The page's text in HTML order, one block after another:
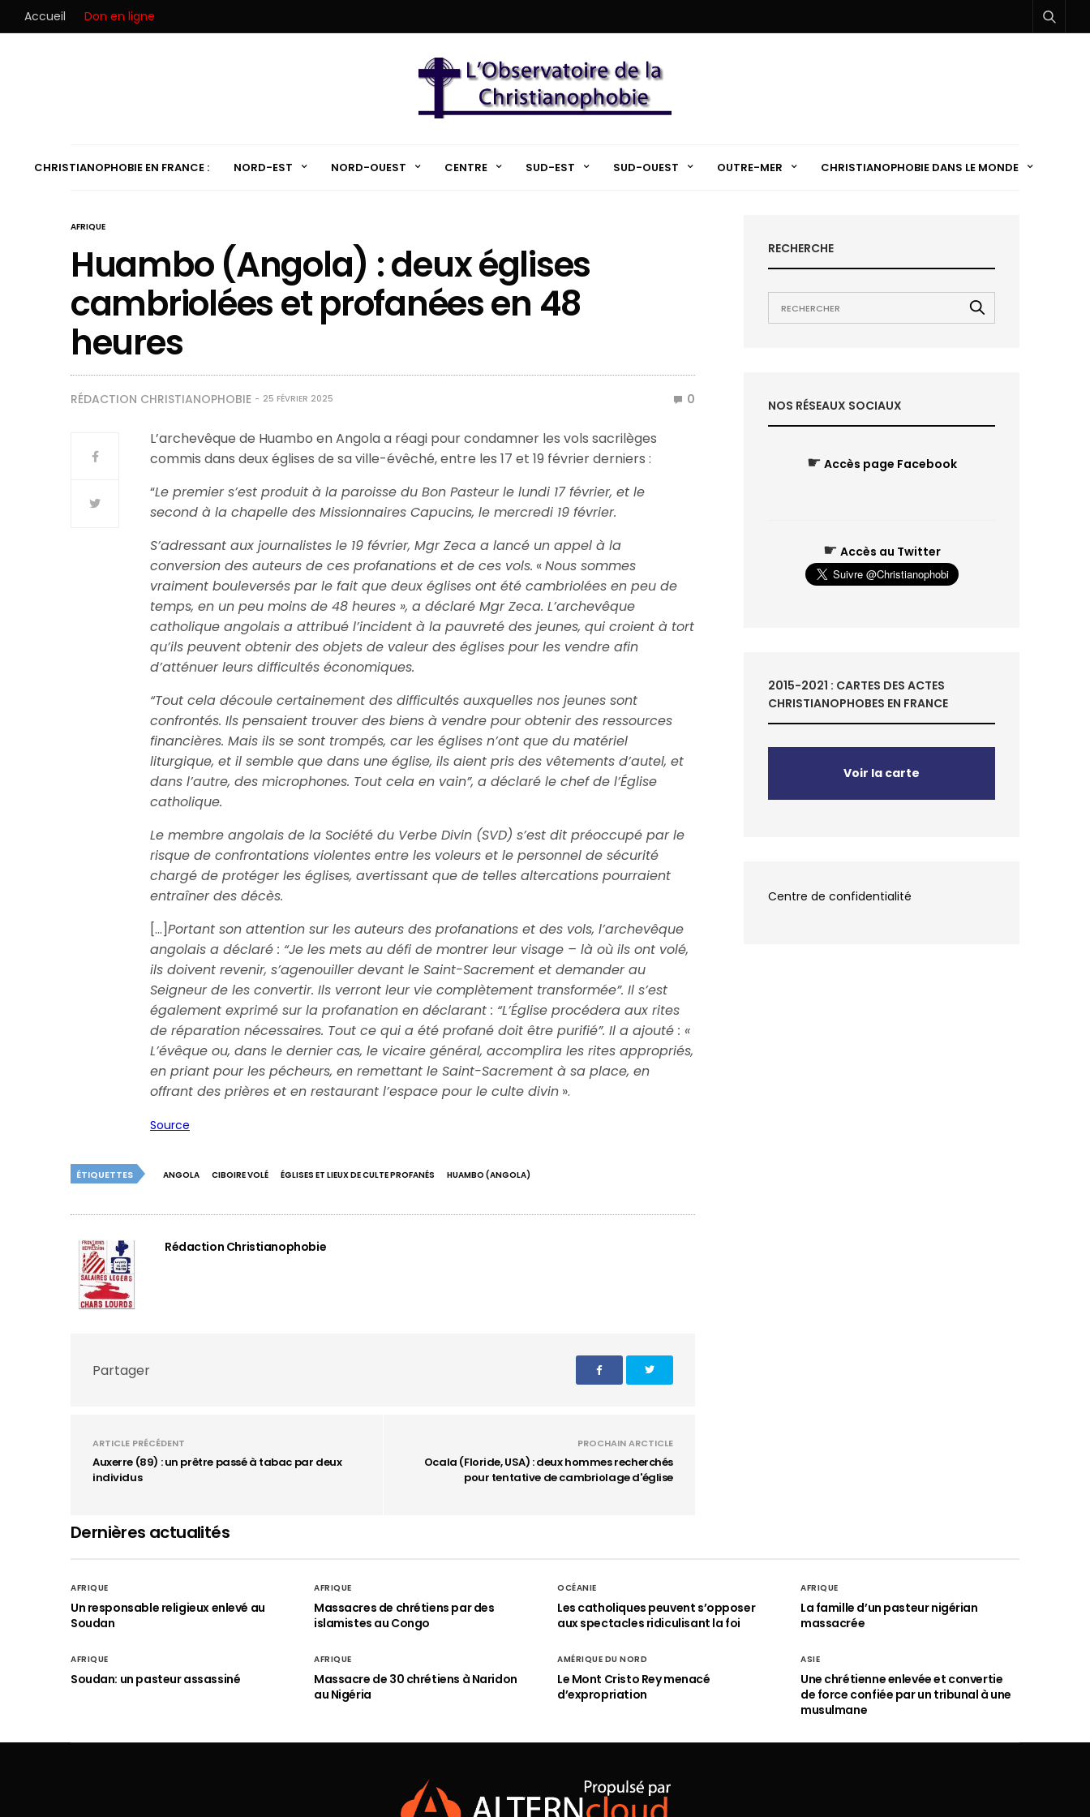
Accueil Don en ligne
CHRISTIANOPHOBIE EN FRANCE : NORD-EST NORD-OUEST CENTRE SUD-EST SUD-OUEST OUTRE-MER CHRISTIANOPHOBIE DANS LE MONDE
AFRIQUE
Huambo (Angola) : deux églises
cambriolées et profanées en 48
heures
RÉDACTION CHRISTIANOPHOBIE 25 FÉVRIER 2025 0
L’archevêque de Huambo en Angola a réagi pour condamner les vols sacrilèges
commis dans deux églises de sa ville-évêché, entre les 17 et 19 février derniers :
“Le premier s’est produit à la paroisse du Bon Pasteur le lundi 17 février, et le
second à la chapelle des Missionnaires Capucins, le mercredi 19 février.
S’adressant aux journalistes le 19 février, Mgr Zeca a lancé un appel à la
conversion des auteurs de ces profanations et de ces vols. «Nous sommes
vraiment bouleversés par le fait que deux églises ont été cambriolées en peu de
temps, en un peu moins de 48 heures », a déclaré Mgr Zeca.L’archevêque
catholique angolais a attribué l’incident à la pauvreté des jeunes, qui croient à tort
qu’ils peuvent obtenir des objets de valeur des églises pour les vendre afin
d’atténuer leurs difficultés économiques.
“Tout cela découle certainement des difficultés auxquelles nos jeunes sont
confrontés. Ils pensaient trouver des biens à vendre pour obtenir des ressources
financières. Mais ils se sont trompés, car les églises n’ont que du matériel
liturgique, et il semble que dans une église, ils aient pris des vêtements d’autel, et
dans l’autre, des microphones. Tout cela en vain”, a déclaré le chef de l’Église
catholique.
Le membre angolais de la Société du Verbe Divin (SVD) s’est dit préoccupé par le
risque de confrontations violentes entre les voleurs et le personnel de sécurité
chargé de protéger les églises, avertissant que de telles altercations pourraient
entraîner des décès.
[…]Portant son attention sur les auteurs des profanations et des vols, l’archevêque
angolais a déclaré : “Je les mets au défi de montrer leur visage – là où ils ont volé,
ils doivent revenir, s’agenouiller devant le Saint-Sacrement et demander au
Seigneur de les convertir. Ils verront leur vie complètement transformée”. Il s’est
également exprimé sur la profanation en déclarant : “L’Église procédera aux rites
de réparation nécessaires. Tout ce qui a été profané doit être purifié”. Il a ajouté : «
L’évêque ou, dans le dernier cas, le vicaire général, accomplira les rites appropriés,
en priant pour les pécheurs, en remettant le Saint-Sacrement à sa place, en
offrant des prières et en restaurant l’espace pour le culte divin ».
Source
ÉTIQUETTES ANGOLA CIBOIRE VOLÉ ÉGLISES ET LIEUX DE CULTE PROFANÉS HUAMBO (ANGOLA)
Rédaction Christianophobie
Partager
ARTICLE PRÉCÉDENT
Auxerre (89) : un prêtre passé à tabac par deux
individus
PROCHAIN ARCTICLE
Ocala (Floride, USA) : deux hommes recherchés
pour tentative de cambriolage d'église
RECHERCHE
NOS RÉSEAUX SOCIAUX
☛ Accès page Facebook
☛ Accès au Twitter
2015-2021 : CARTES DES ACTES
CHRISTIANOPHOBES EN FRANCE
Voir la carte
Centre de confidentialité
Dernières actualités
AFRIQUE
Un responsable religieux enlevé au
Soudan
AFRIQUE
Massacres de chrétiens par des
islamistes au Congo
OCÉANIE
Les catholiques peuvent s’opposer
aux spectacles ridiculisant la foi
AFRIQUE
La famille d’un pasteur nigérian
massacrée
AFRIQUE
Soudan: un pasteur assassiné
AFRIQUE
Massacre de 30 chrétiens à Naridon
au Nigéria
AMÉRIQUE DU NORD
Le Mont Cristo Rey menacé
d’expropriation
ASIE
Une chrétienne enlevée et convertie
de force confiée par un tribunal à une
musulmane